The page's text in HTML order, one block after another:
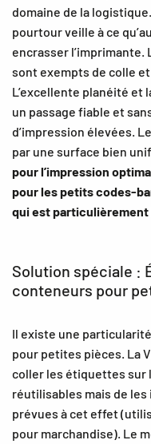
domaine de la
pourtour veille à ce
encrasser
sont exempts de colle
L’excellente planéité et
un passage fiable et
d’impression élevées.
par une surface bien
pour l’impression
pour les petits codes-
qui est
Solution spéciale :
conteneurs pour
Il existe une
pour petites pièces. La
coller les étiquettes sur
réutilisables mais de
prévues à cet effet
pour marchandise). Le